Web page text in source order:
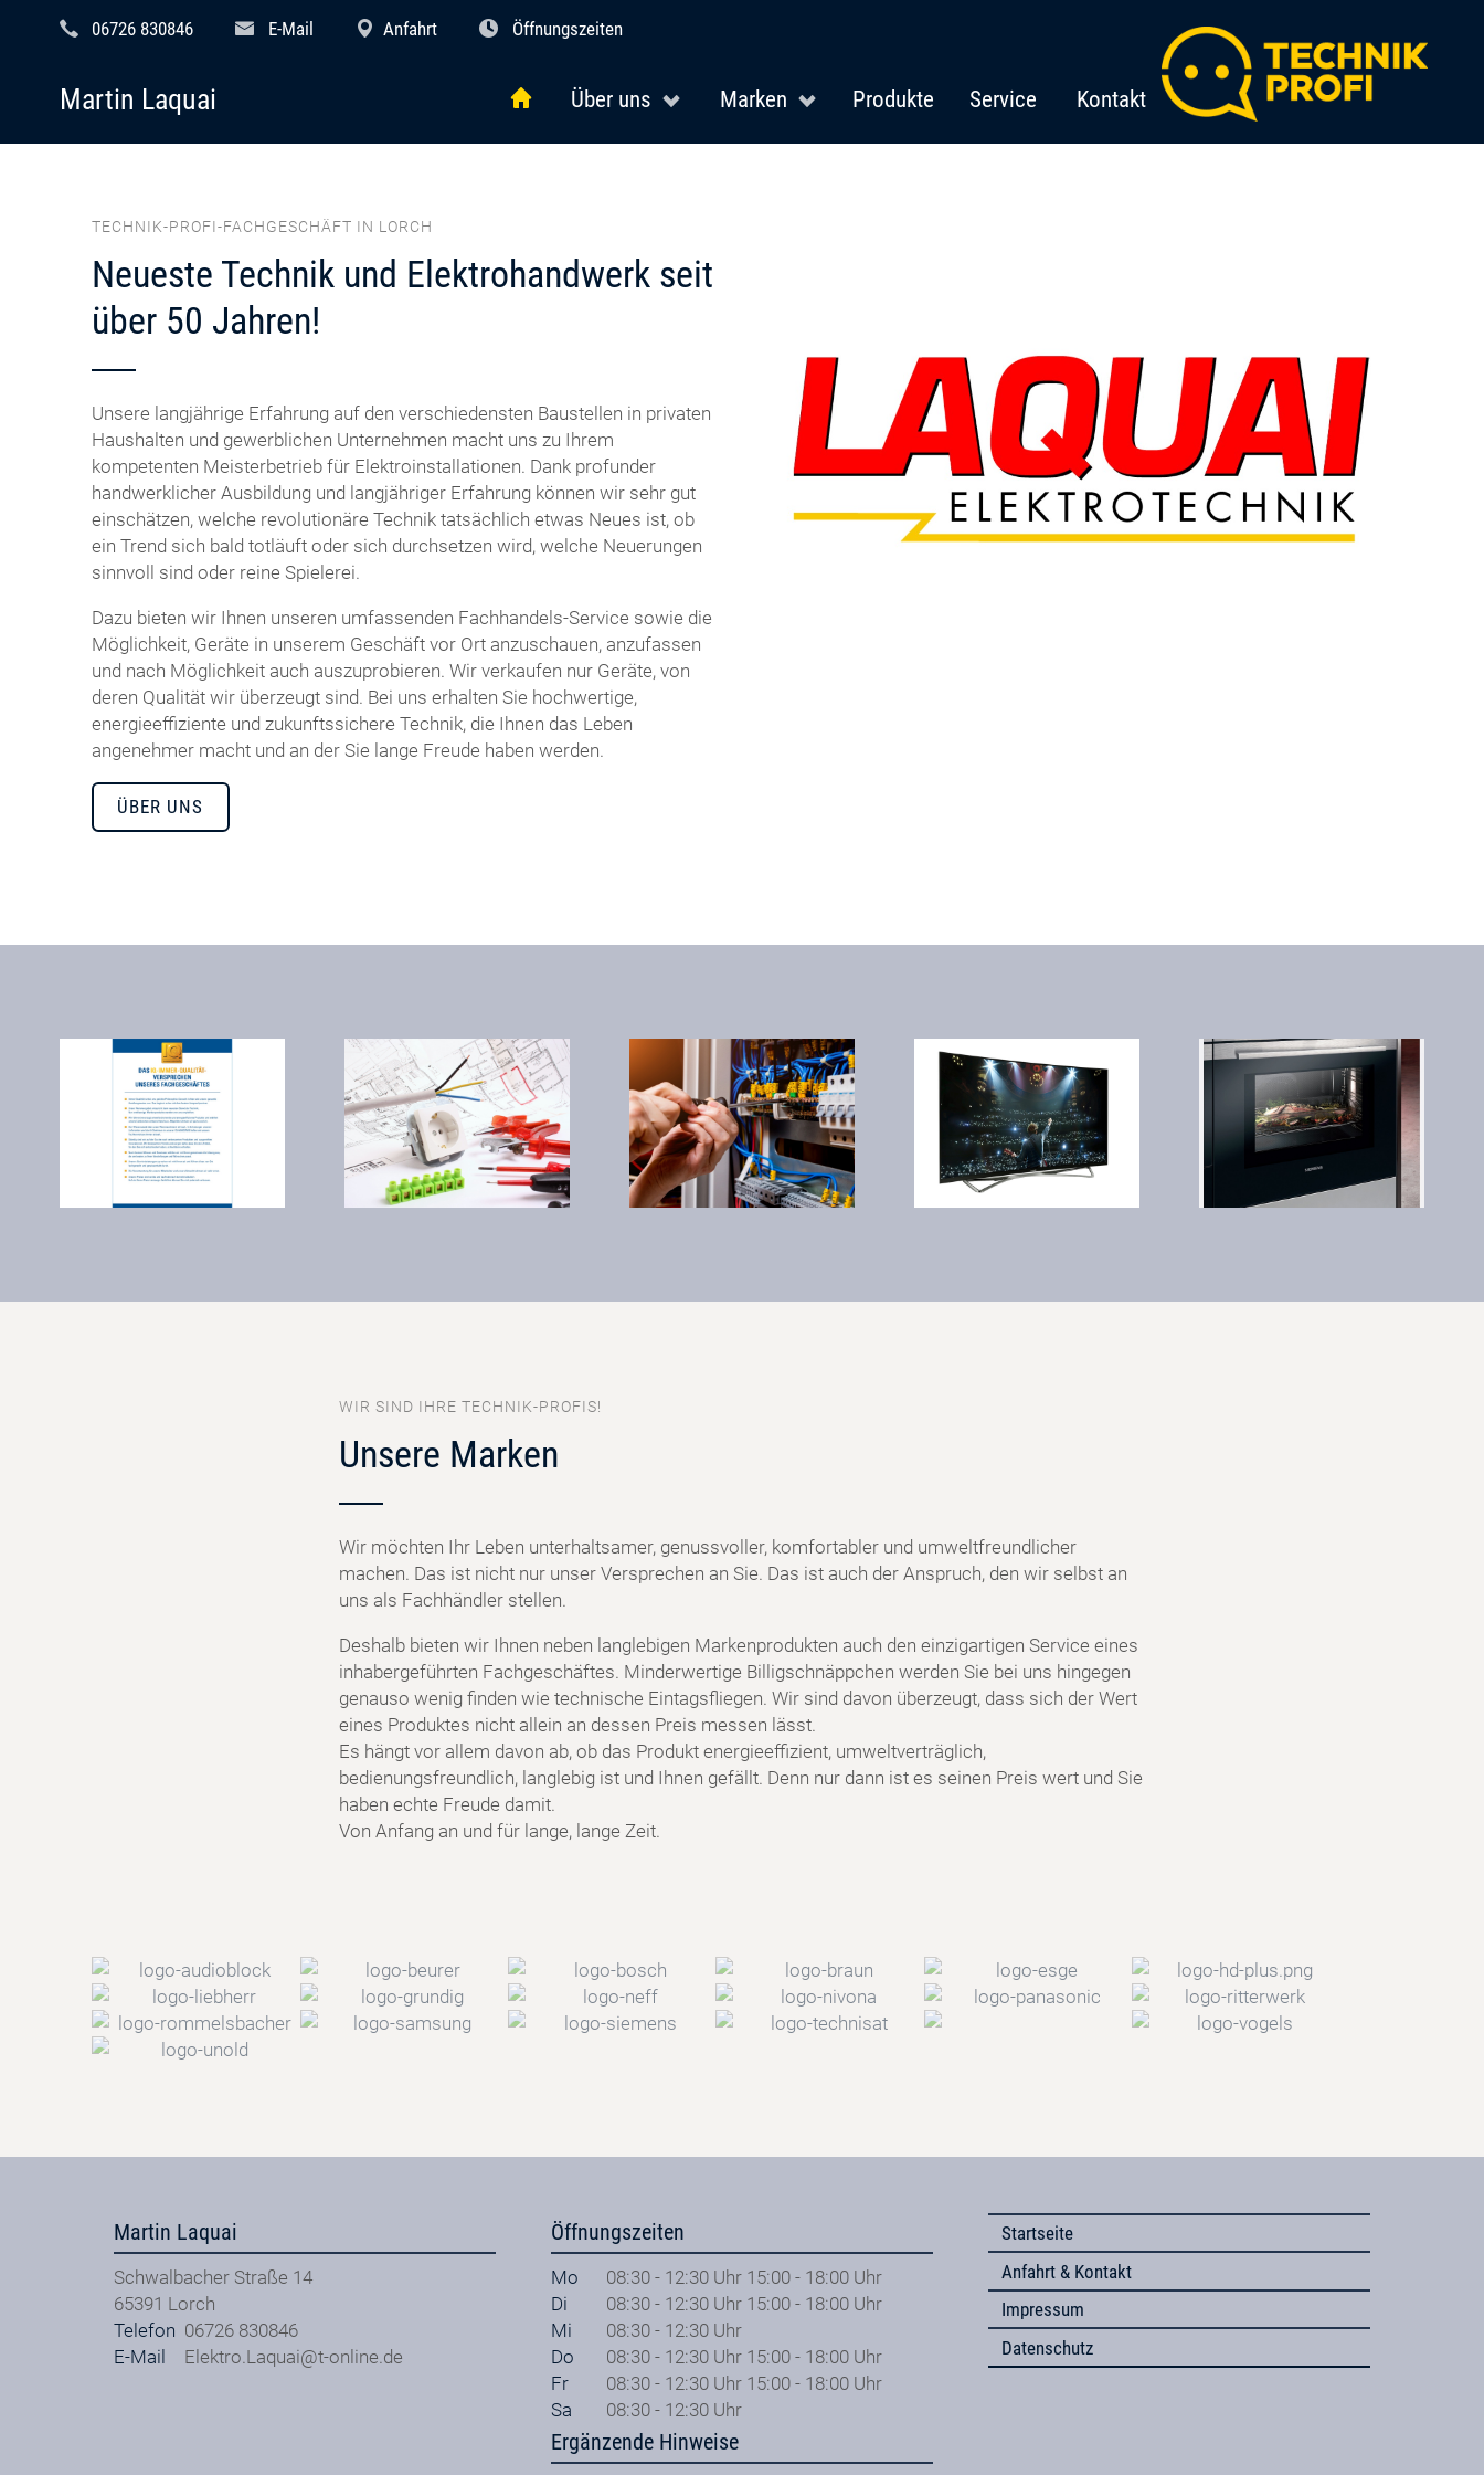
06726 830846 E-Mail Anfahrt Öffnungszeiten
Über uns Marken Produkte Service Kontakt
Martin Laquai
TECHNIK-PROFI-FACHGESCHÄFT IN LORCH
Neueste Technik und Elektrohandwerk seit
über 50 Jahren!
Unsere langjährige Erfahrung auf den verschiedensten Baustellen in privaten
Haushalten und gewerblichen Unternehmen macht uns zu Ihrem
kompetenten Meisterbetrieb für Elektroinstallationen. Dank profunder
handwerklicher Ausbildung und langjähriger Erfahrung können wir sehr gut
einschätzen, welche revolutionäre Technik tatsächlich etwas Neues ist, ob
ein Trend sich bald totläuft oder sich durchsetzen wird, welche Neuerungen
sinnvoll sind oder reine Spielerei.
Dazu bieten wir Ihnen unseren umfassenden Fachhandels-Service sowie die
Möglichkeit, Geräte in unserem Geschäft vor Ort anzuschauen, anzufassen
und nach Möglichkeit auch auszuprobieren. Wir verkaufen nur Geräte, von
deren Qualität wir überzeugt sind. Bei uns erhalten Sie hochwertige,
energieeffiziente und zukunftssichere Technik, die Ihnen das Leben
angenehmer macht und an der Sie lange Freude haben werden.
ÜBER UNS
WIR SIND IHRE TECHNIK-PROFIS!
Unsere Marken
Wir möchten Ihr Leben unterhaltsamer, genussvoller, komfortabler und umweltfreundlicher
machen. Das ist nicht nur unser Versprechen an Sie. Das ist auch der Anspruch, den wir selbst an
uns als Fachhändler stellen.
Deshalb bieten wir Ihnen neben langlebigen Markenprodukten auch den einzigartigen Service eines
inhabergeführten Fachgeschäftes. Minderwertige Billigschnäppchen werden Sie bei uns hingegen
genauso wenig finden wie technische Eintagsfliegen. Wir sind davon überzeugt, dass sich der Wert
eines Produktes nicht allein an dessen Preis messen lässt.
Es hängt vor allem davon ab, ob das Produkt energieeffizient, umweltverträglich,
bedienungsfreundlich, langlebig ist und Ihnen gefällt. Denn nur dann ist es seinen Preis wert und Sie
haben echte Freude damit.
Von Anfang an und für lange, lange Zeit.
Martin Laquai
Schwalbacher Straße 14
65391 Lorch
Telefon 06726 830846
E-Mail
Elektro.Laquai@t-online.de
Öffnungszeiten
Mo
08:30 - 12:30 Uhr 15:00 - 18:00 Uhr
Di
08:30 - 12:30 Uhr 15:00 - 18:00 Uhr
Mi
08:30 - 12:30 Uhr
Do
08:30 - 12:30 Uhr 15:00 - 18:00 Uhr
Fr
08:30 - 12:30 Uhr 15:00 - 18:00 Uhr
Sa
08:30 - 12:30 Uhr
Ergänzende Hinweise
Startseite
Anfahrt & Kontakt
Impressum
Datenschutz